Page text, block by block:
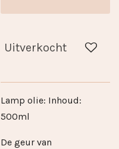
Uitverkocht
Lamp olie: Inhoud:
500ml
De geur van